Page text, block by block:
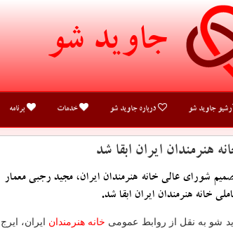
جاوید شو
جاوید شو درباره جاوید شو خدمات برنامه
هنرمندان ایران ابقا شد
شورای عالی خانه هنرمندان ایران، مجید رجبی معمار
خانه هنرمندان ایران ابقا شد.
شو به نقل از روابط عمومی خانه هنرمندان ایران، ایرج